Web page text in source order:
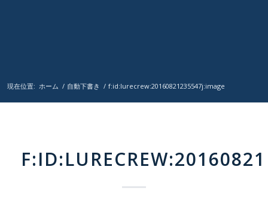
現在位置: ホーム / 自動下書き / f:id:lurecrew:20160821235547j:image